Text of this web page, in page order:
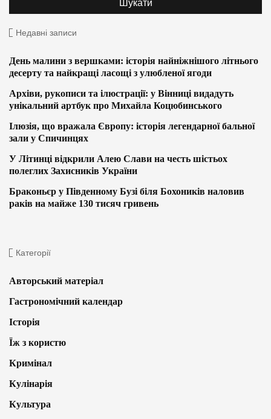
Недавні записи
День малини з вершками: історія найніжнішого літнього
десерту та найкращі ласощі з улюбленої ягоди
Архіви, рукописи та ілюстрації: у Вінниці видадуть
унікальний артбук про Михайла Коцюбинського
Ілюзія, що вражала Європу: історія легендарної бальної
зали у Спичинцях
У Літинці відкрили Алею Слави на честь шістьох
полеглих Захисників України
Браконьєр у Південному Бузі біля Бохоників наловив
раків на майже 130 тисяч гривень
Категорії
Авторський матеріал
Гастрономічний календар
Історія
Їж з користю
Кримінал
Кулінарія
Культура